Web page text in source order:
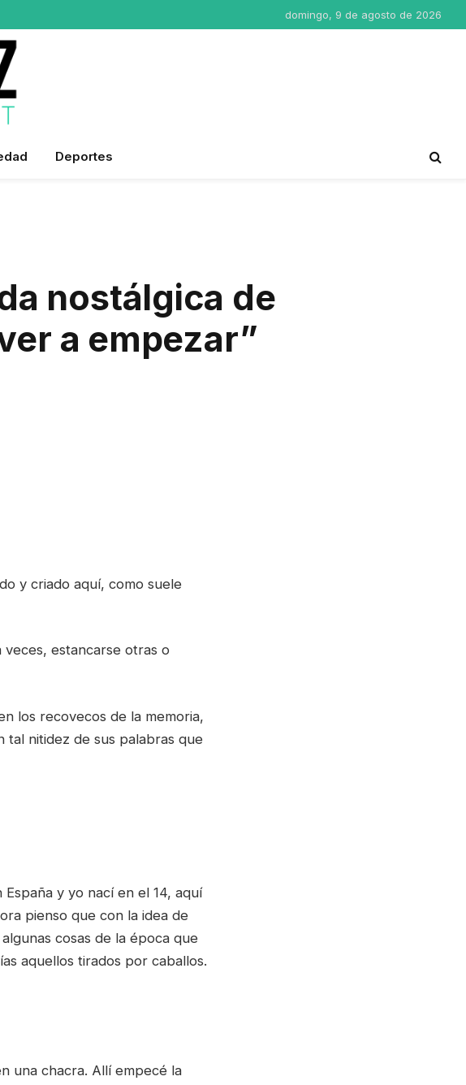
domingo, 9 de agosto de 2026
Deportes
nostálgica de
a empezar”
y criado aquí, como suele
estancarse otras o
los recovecos de la memoria,
tal nitidez de sus palabras que
y yo nací en el 14, aquí
pienso que con la idea de
cosas de la época que
aquellos tirados por caballos.
una chacra. Allí empecé la